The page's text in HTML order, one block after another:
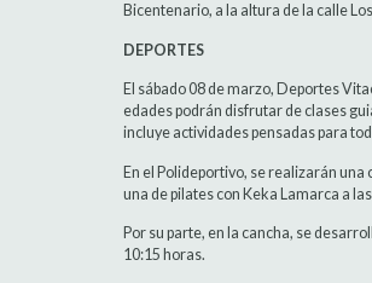
Bicentenario, a la altura de la calle
DEPORTES
El sábado 08 de marzo, Deportes
edades podrán disfrutar de clases
incluye actividades pensadas para
En el Polideportivo, se realizarán una
una de pilates con Keka Lamarca a
Por su parte, en la cancha, se
10:15 horas.